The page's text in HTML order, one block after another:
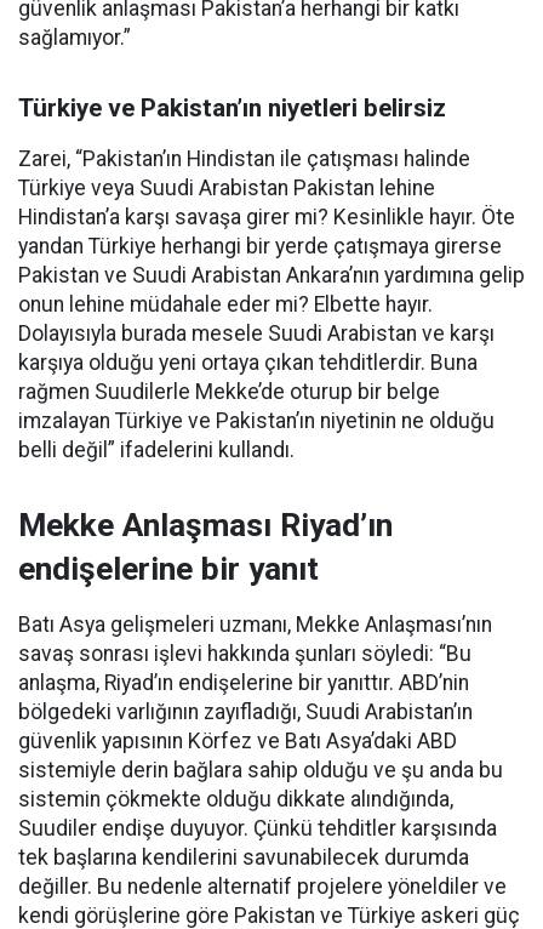
güvenlik anlaşması Pakistan’a herhangi bir katkı
sağlamıyor.”
Türkiye ve Pakistan’ın niyetleri belirsiz
Zarei, “Pakistan’ın Hindistan ile çatışması halinde
Türkiye veya Suudi Arabistan Pakistan lehine
Hindistan’a karşı savaşa girer mi? Kesinlikle hayır. Öte
yandan Türkiye herhangi bir yerde çatışmaya girerse
Pakistan ve Suudi Arabistan Ankara’nın yardımına gelip
onun lehine müdahale eder mi? Elbette hayır.
Dolayısıyla burada mesele Suudi Arabistan ve karşı
karşıya olduğu yeni ortaya çıkan tehditlerdir. Buna
rağmen Suudilerle Mekke’de oturup bir belge
imzalayan Türkiye ve Pakistan’ın niyetinin ne olduğu
belli değil” ifadelerini kullandı.
Mekke Anlaşması Riyad’ın
endişelerine bir yanıt
Batı Asya gelişmeleri uzmanı, Mekke Anlaşması’nın
savaş sonrası işlevi hakkında şunları söyledi: “Bu
anlaşma, Riyad’ın endişelerine bir yanıttır. ABD’nin
bölgedeki varlığının zayıfladığı, Suudi Arabistan’ın
güvenlik yapısının Körfez ve Batı Asya’daki ABD
sistemiyle derin bağlara sahip olduğu ve şu anda bu
sistemin çökmekte olduğu dikkate alındığında,
Suudiler endişe duyuyor. Çünkü tehditler karşısında
tek başlarına kendilerini savunabilecek durumda
değiller. Bu nedenle alternatif projelere yöneldiler ve
kendi görüşlerine göre Pakistan ve Türkiye askeri güç